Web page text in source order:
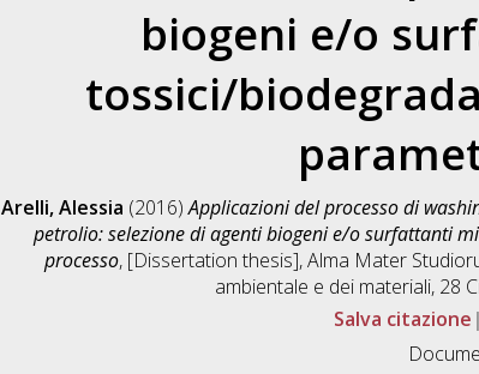
biogeni e/o
tossici/
Arelli, Alessia (2016)Applicazioni del processo di
petrolio: selezione di agenti biogeni e/o surfattanti
processo, [Dissertation thesis], Alma Mater
ambientale e dei materiali, 28
Salva citazione